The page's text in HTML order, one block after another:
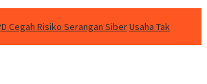
Cegah Risiko Serangan SiberUsaha Tak